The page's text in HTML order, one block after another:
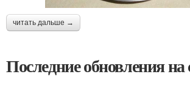
читать дальше →
Последние обновления на